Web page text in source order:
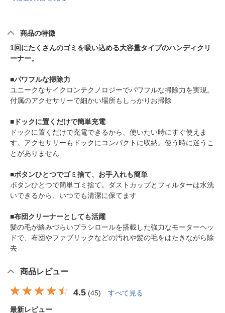
商品の特徴
1回にたくさんのゴミを吸い込める大容量タイプのハンディクリ
ーナー。
■パワフルな掃除力
ユニークなサイクロンテクノロジーでパワフルな掃除力を実現。
付属のアクセサリーで細かい場所もしっかりお掃除
■ドックに置くだけで簡単充電
ドックに置くだけで充電できるから、使いたい時にすぐ使えま
す。アクセサリーもドックにコンパクトに収納。使う時に迷うこ
とがありません
■ボタンひとつでゴミ捨て、お手入れも簡単
ボタンひとつで簡単ゴミ捨て。ダストカップとフィルターは水洗
いできるから、いつでも清潔に保てます
■布団クリーナーとしても活躍
髪の毛が絡みづらいブラシロールを搭載した強力なモーターヘッ
ドで、布団やファブリックなどの汚れや髪の毛をはたきながら除
去
商品レビュー
4.5 (45) すべて見る
最新レビュー